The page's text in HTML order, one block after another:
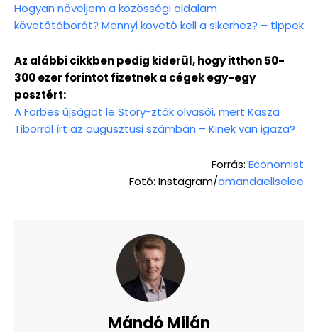
Hogyan növeljem a közösségi oldalam
követőtáborát? Mennyi követő kell a sikerhez? – tippek
Az alábbi cikkben pedig kiderül, hogy itthon 50-
300 ezer forintot fizetnek a cégek egy-egy
posztért:
A Forbes újságot le Story-zták olvasói, mert Kasza
Tiborról írt az augusztusi számban – Kinek van igaza?
Forrás: Economist
Fotó: Instagram/amandaeliselee
Mándó Milán